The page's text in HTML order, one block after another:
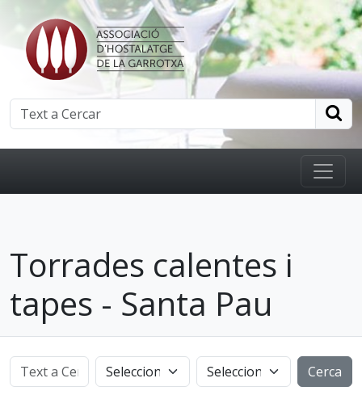
Torrades calentes i
tapes - Santa Pau
Cerca